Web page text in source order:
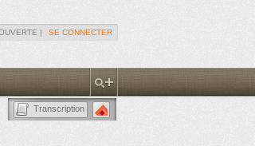
| SE CONNECTER
Transcription